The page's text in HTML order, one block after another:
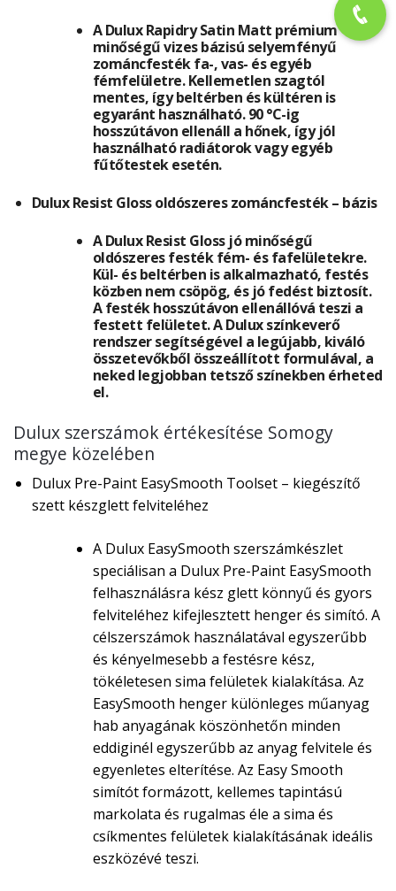
A Dulux Rapidry Satin Matt prémium
minőségű vizes bázisú selyemfényű
zománcfesték fa-, vas- és egyéb
fémfelületre. Kellemetlen szagtól
mentes, így beltérben és kültéren is
egyaránt használható. 90 °C-ig
hosszútávon ellenáll a hőnek, így jól
használható radiátorok vagy egyéb
fűtőtestek esetén.
Dulux Resist Gloss oldószeres zománcfesték – bázis
A Dulux Resist Gloss jó minőségű
oldószeres festék fém- és fafelületekre.
Kül- és beltérben is alkalmazható, festés
közben nem csöpög, és jó fedést biztosít.
A festék hosszútávon ellenállóvá teszi a
festett felületet. A Dulux színkeverő
rendszer segítségével a legújabb, kiváló
összetevőkből összeállított formulával, a
neked legjobban tetsző színekben érheted
el.
Dulux szerszámok értékesítése Somogy
megye közelében
Dulux Pre-Paint EasySmooth Toolset – kiegészítő
szett készglett felviteléhez
A Dulux EasySmooth szerszámkészlet
speciálisan a Dulux Pre-Paint EasySmooth
felhasználásra kész glett könnyű és gyors
felviteléhez kifejlesztett henger és simító. A
célszerszámok használatával egyszerűbb
és kényelmesebb a festésre kész,
tökéletesen sima felületek kialakítása. Az
EasySmooth henger különleges műanyag
hab anyagának köszönhetőn minden
eddiginél egyszerűbb az anyag felvitele és
egyenletes elterítése. Az Easy Smooth
simítót formázott, kellemes tapintású
markolata és rugalmas éle a sima és
csíkmentes felületek kialakításának ideális
eszközévé teszi.